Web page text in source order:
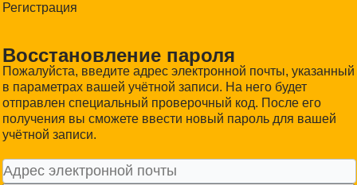
Регистрация
Восстановление пароля
Пожалуйста, введите адрес электронной почты, указанный
в параметрах вашей учётной записи. На него будет
отправлен специальный проверочный код. После его
получения вы сможете ввести новый пароль для вашей
учётной записи.